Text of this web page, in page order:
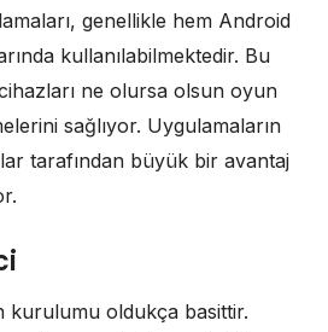
genellikle hem Android
kullanılabilmektedir. Bu
ne olursa olsun oyun
sağlıyor. Uygulamaların
tarafından büyük bir avantaj
kurulumu oldukça basittir.